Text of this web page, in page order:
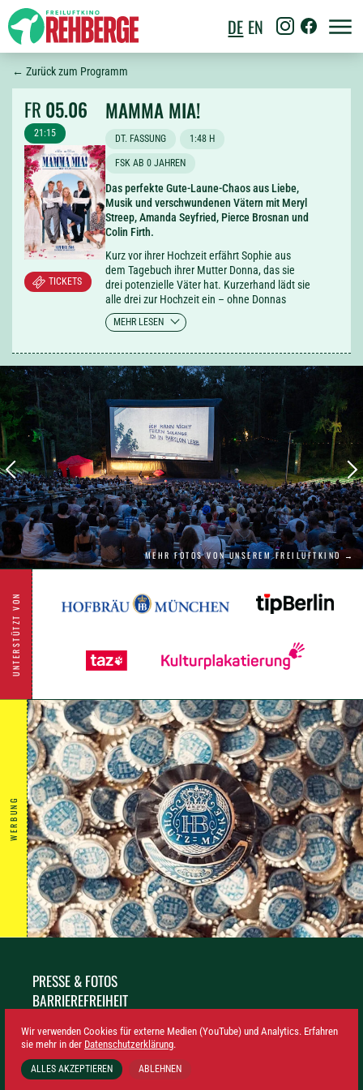
DE EN
← Zurück zum Programm
FR 05.06
21:15
TICKETS
MAMMA MIA!
DT. FASSUNG 1:48 H
FSK AB 0 JAHREN
Das perfekte Gute-Laune-Chaos aus Liebe,
Musik und verschwundenen Vätern mit Meryl
Streep, Amanda Seyfried, Pierce Brosnan und
Colin Firth.
Kurz vor ihrer Hochzeit erfährt Sophie aus
dem Tagebuch ihrer Mutter Donna, das sie
drei potenzielle Väter hat. Kurzerhand lädt sie
alle drei zur Hochzeit ein – ohne Donnas
Wissen! Eine griechische Insel wird zum
Schauplatz einer turbulenten Suche nach der
Verwirrungen vorprogrammiert sind. Mit den,
wie kann es anders sein, großen Hits von
ABBA ist "Mamma Mia" ein musikalisches
Feuerwerk, der Herzschmerz in eine Party
verwandelt. Diese Hochzeit rockt!
"Ein unwiderstehliches Feuerwerk aus Liebe,
Lachen und mitreißender Musik. 'Mamma
Mia' ist eine mitreißende Achterbahnfahrt
voller Charme und Lebensfreude." FilmMania
MEHR LESEN
MEHR FOTOS VON UNSEREM FREILUFTKINO →
UNTERSTÜTZT VON
WERBUNG
PRESSE & FOTOS
BARRIEREFREIHEIT
IMPRESSUM
DATENSCHUTZ
Wir verwenden Cookies für externe Medien (YouTube) und Analytics. Erfahren
sie mehr in der Datenschutzerklärung.
ALLES AKZEPTIEREN ABLEHNEN